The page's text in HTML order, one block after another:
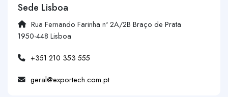
Sede Lisboa
Rua Fernando Farinha nº 2A/2B Braço de Prata
1950-448 Lisboa
+351 210 353 555
geral@exportech.com.pt